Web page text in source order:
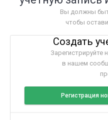
Вы должны
чтобы
Создать
Зарегистрируйте
в нашем
Регистрация